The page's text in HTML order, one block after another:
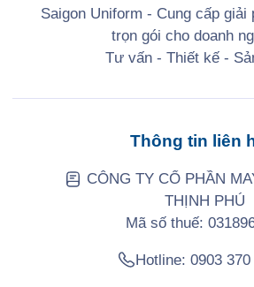
Saigon Uniform - Cung cấp giải
trọn gói cho doanh
Tư vấn - Thiết kế -
Thông tin liên
CÔNG TY CỔ PHẦN
THỊNH PHÚ
Mã số thuế:
Hotline: 0903 370